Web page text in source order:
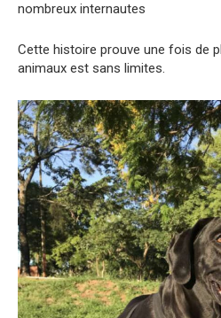
nombreux internautes
Cette histoire prouve une fois de
animaux est sans limites.